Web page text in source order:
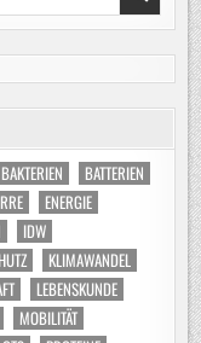
BAKTERIEN
BATTERIEN
ENERGIE
IDW
KLIMAWANDEL
LEBENSKUNDE
MOBILITÄT